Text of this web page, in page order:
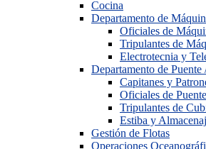
Cocina
Departamento de
Oficiales de
Tripulantes de
Electrotecnia y
Departamento de Puente
Capitanes y
Oficiales de Puente
Tripulantes de
Estiba y
Gestión de Flotas
Operaciones